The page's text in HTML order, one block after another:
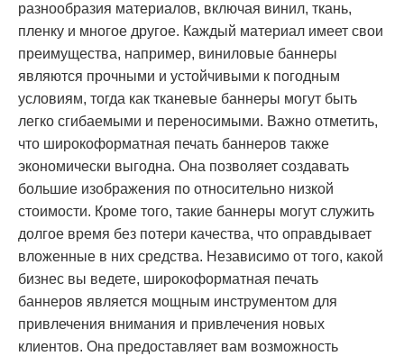
разнообразия материалов, включая винил, ткань,
пленку и многое другое. Каждый материал имеет свои
преимущества, например, виниловые баннеры
являются прочными и устойчивыми к погодным
условиям, тогда как тканевые баннеры могут быть
легко сгибаемыми и переносимыми. Важно отметить,
что широкоформатная печать баннеров также
экономически выгодна. Она позволяет создавать
большие изображения по относительно низкой
стоимости. Кроме того, такие баннеры могут служить
долгое время без потери качества, что оправдывает
вложенные в них средства. Независимо от того, какой
бизнес вы ведете, широкоформатная печать
баннеров является мощным инструментом для
привлечения внимания и привлечения новых
клиентов. Она предоставляет вам возможность